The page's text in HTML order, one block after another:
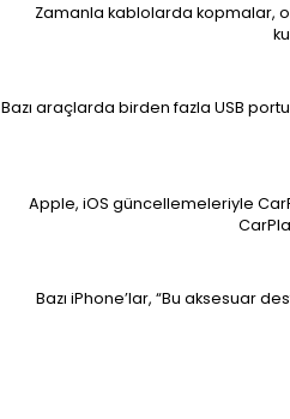
Zamanla kablolarda kopmalar,
Bazı araçlarda birden fazla USB
Apple, iOS güncellemeleriyle
Bazı iPhone’lar, “Bu aksesuar